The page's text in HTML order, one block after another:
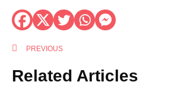
PREVIOUS
Related Articles